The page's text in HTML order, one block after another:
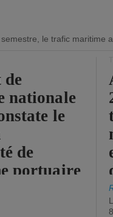
le trafic maritime
nationale
le
de
portuaire